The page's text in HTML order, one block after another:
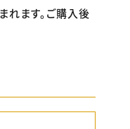
れます。ご購入後